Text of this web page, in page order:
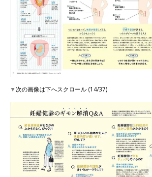
▼次の画像は下へスクロール (14/37)